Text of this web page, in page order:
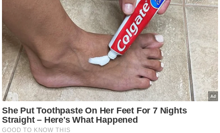
ट
फि
ट
ने
स
मं
त्रा